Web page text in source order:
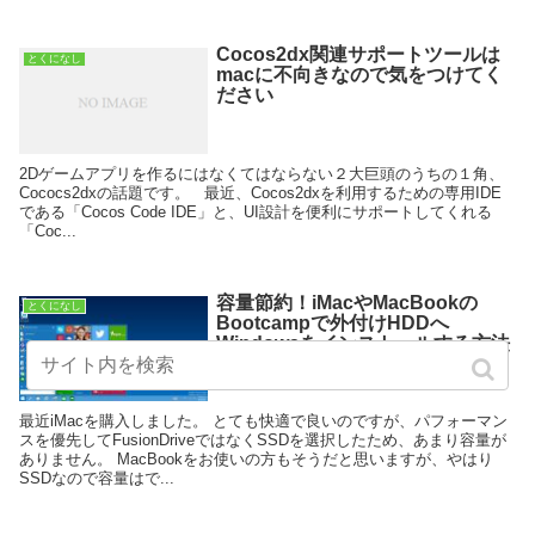
とくになし
Cocos2dx関連サポートツールは
macに不向きなので気をつけてく
ださい
2Dゲームアプリを作るにはなくてはならない２大巨頭のうちの１角、
Cococs2dxの話題です。 最近、Cocos2dxを利用するための専用IDE
である「Cocos Code IDE」と、UI設計を便利にサポートしてくれる
「Coc...
とくになし
容量節約！iMacやMacBookの
Bootcampで外付けHDDへ
Windowsをインストールする方法
最近iMacを購入しました。 とても快適で良いのですが、パフォーマン
スを優先してFusionDriveではなくSSDを選択したため、あまり容量が
ありません。 MacBookをお使いの方もそうだと思いますが、やはり
SSDなので容量はで...